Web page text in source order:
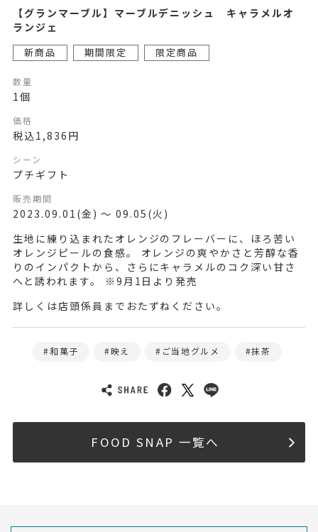
【グランマーブル】マーブルデニッシュ キャラメルオ
ランジェ
新商品 期間限定 限定商品
数量
1個
価格
税込1,836円
シーン
プチギフト
販売期間
2023.09.01(金) ～ 09.05(火)
生地に練り込まれたオレンジのフレーバーに、ほろ苦い
オレンジピールの食感。 オレンジの爽やかさと芳醇な香
りのインパクトから、さらにキャラメルのコク深い甘さ
へと誘われます。 ※9月1日より発売
詳しくは店頭係員までおたずねください。
和菓子 映え ご当地グルメ 抹茶
FOOD SNAP 一覧へ